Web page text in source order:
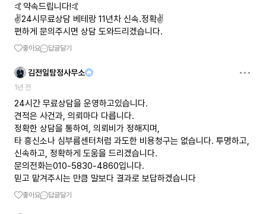
🤙약속드립니다!🤙
✌️24시무료상담 베테랑 11년차 신속.정확✌️
편하게 문의주시면 상담 도와드리겠습니다.
좋아요 답글달기
김전일탐정사무소
1년 전
24시간 무료상담을 운영하고있습니다.
견적은 사건과, 의뢰마다 다릅니다.
정확한 상담을 통하여, 의뢰비가 정해지며,
타 흥신소나 심부름센터처럼 과도한 비용청구는 없습니다. 투명하고,
신속하고, 정확하게 도움을 드리겠습니다.
문의전화는010-5830-4860입니다.
믿고 맡겨주시는 만큼 말보다 결과로 보답하겠습니다
좋아요 답글달기